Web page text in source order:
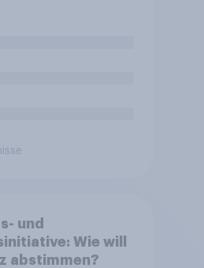
und
Wie will
abstimmen?